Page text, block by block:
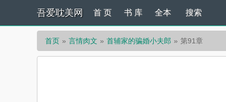
吾爱耽美网 首 页 书 库 全本 搜索
首页 言情肉文 首辅家的骗婚小夫郎 第91章